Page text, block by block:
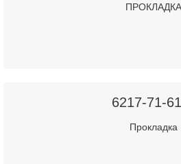
ПРОКЛАДКА
6217-71-
Прокладка